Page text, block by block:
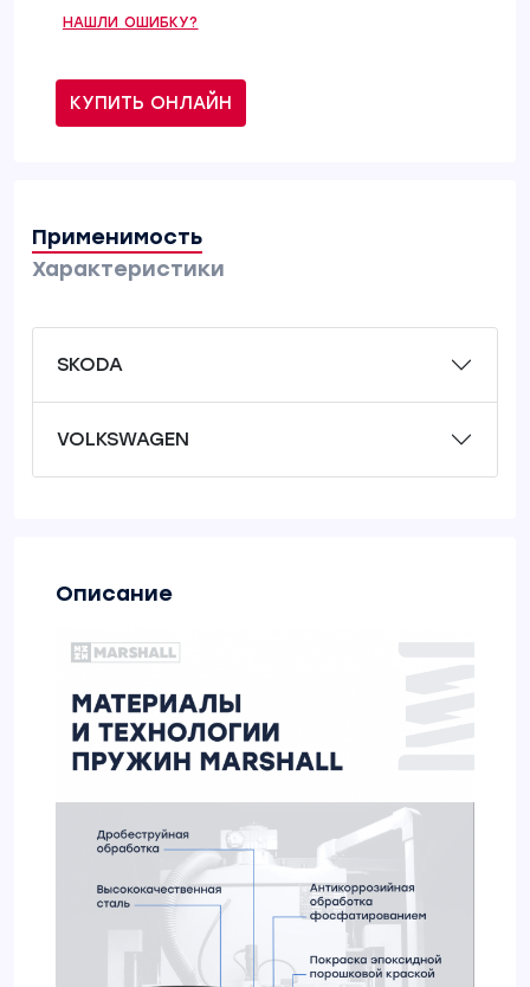
НАШЛИ ОШИБКУ?
КУПИТЬ ОНЛАЙН
Применимость
Характеристики
SKODA
VOLKSWAGEN
Описание